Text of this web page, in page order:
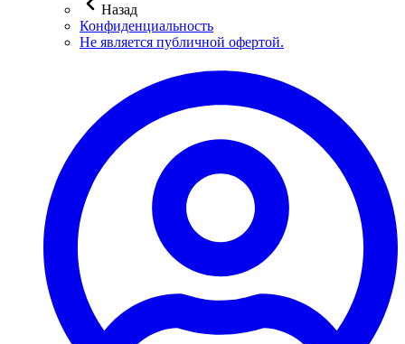
Назад
Конфиденциальность
Не является публичной офертой.